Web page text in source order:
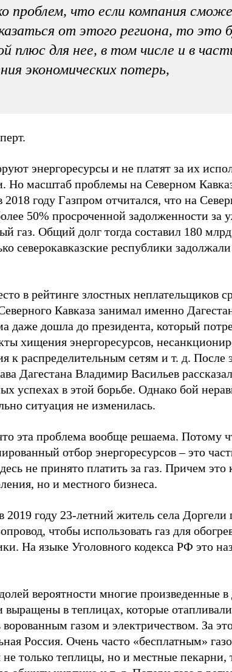
проблем, что если компания
от этого региона, то это
плюс для нее, в том числе и в
экономических потерь,
энергоресурсы и не платят за их
Но масштаб проблемы на Северном
2018 году Газпром отчитался, что на
50% просроченной задолженности за
газ. Общий долг тогда составил 180
северокавказские республики
в рейтинге злостных неплательщиков
Кавказа занимал именно
даже дошла до президента, который
хищения энергоресурсов,
к распределительным сетям и т. д. После
Дагестана Владимир Васильев
успехах в этой борьбе. Однако бой
ситуация не изменилась.
эта проблема вообще решаема. Потому
отбор энергоресурсов – это
не принято платить за газ. Причем это
но и местного бизнеса.
2019 году 23-летний житель села Доргели
чтобы использовать газ для
На языке Уголовного кодекса РФ это
вероятности многие произведенные в
в теплицах, которые
газом и электричеством. За
Россия. Очень часто «бесплатным»
не только теплицы, но и местные пекарни,